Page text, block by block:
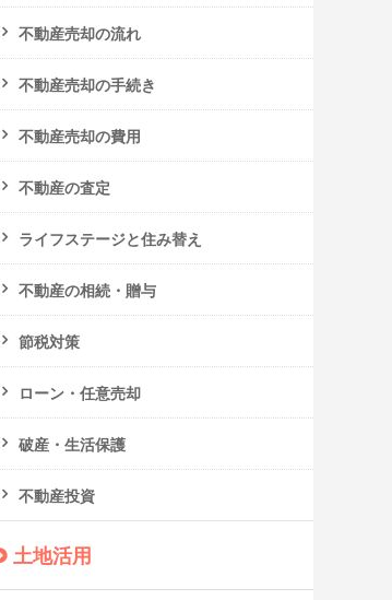
不動産売却の流れ
不動産売却の手続き
不動産売却の費用
不動産の査定
ライフステージと住み替え
不動産の相続・贈与
節税対策
ローン・任意売却
破産・生活保護
不動産投資
土地活用